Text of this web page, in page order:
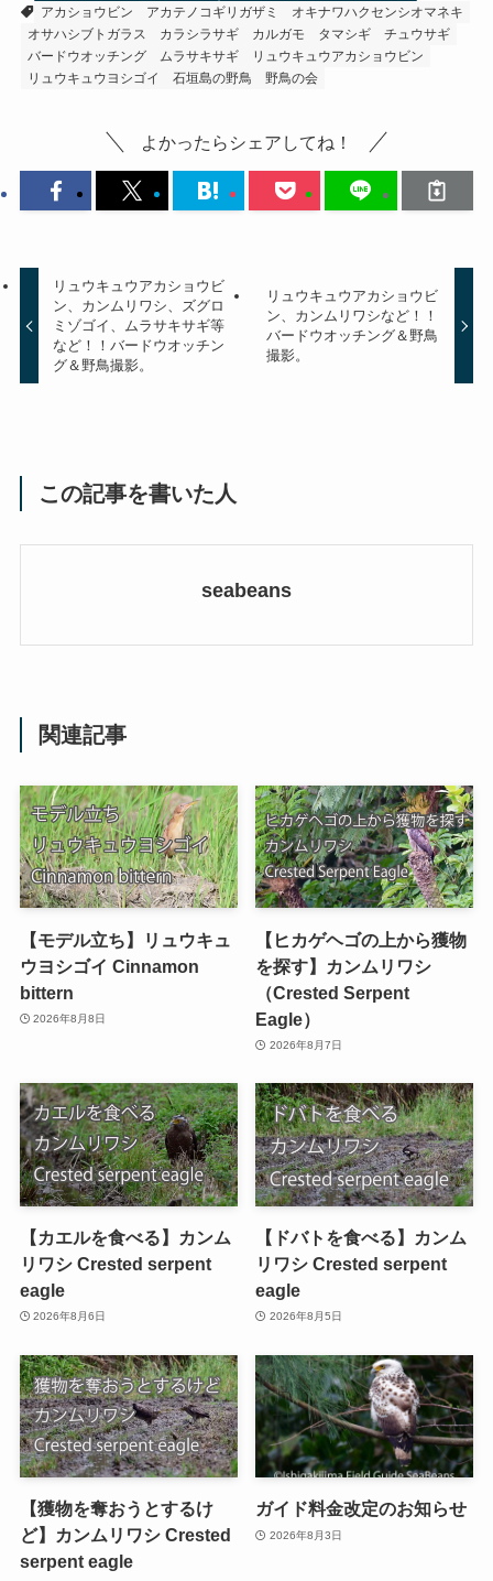
アカショウビン
アカテノコギリガザミ
オキナワハクセンシオマネキ
オサハシブトガラス
カラシラサギ カルガモ タマシギ
チュウサギ
バードウオッチング
ムラサキサギ
リュウキュウアカショウビン
リュウキュウヨシゴイ
石垣島の野鳥 野鳥の会
よかったらシェアしてね！
リュウキュウアカショウビ
ン、カンムリワシ、ズグロ
ミゾゴイ、ムラサキサギ等
など！！バードウオッチン
グ＆野鳥撮影。
リュウキュウアカショウビ
ン、カンムリワシなど！！
バードウオッチング＆野鳥
撮影。
この記事を書いた人
seabeans
関連記事
【モデル立ち】リュウキュ
ウヨシゴイ Cinnamon
bittern
2026年8月8日
【ヒカゲヘゴの上から獲物
を探す】カンムリワシ
（Crested Serpent
Eagle）
2026年8月7日
【カエルを食べる】カンム
リワシ Crested serpent
eagle
2026年8月6日
【ドバトを食べる】カンム
リワシ Crested serpent
eagle
2026年8月5日
【獲物を奪おうとするけ
ど】カンムリワシ Crested
serpent eagle
ガイド料金改定のお知らせ
2026年8月3日